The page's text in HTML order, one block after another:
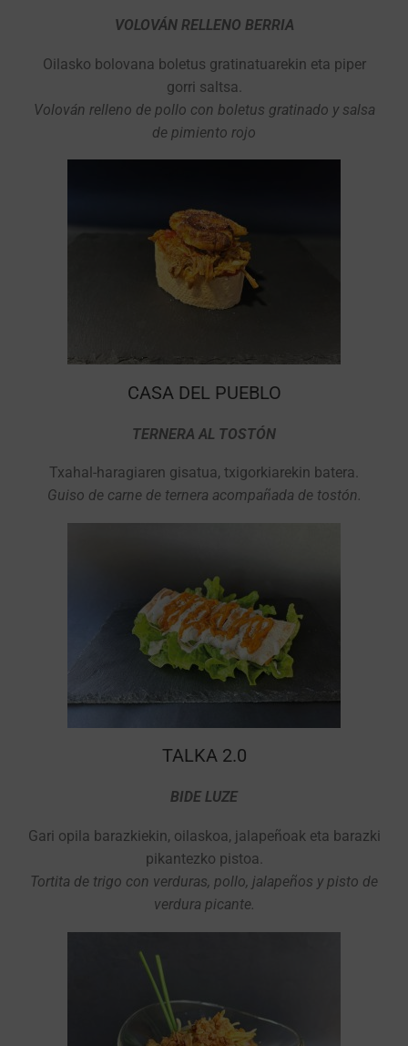
VOLOVÁN RELLENO BERRIA
Oilasko bolovana boletus gratinatuarekin eta piper
gorri saltsa.
Volován relleno de pollo con boletus gratinado y salsa
de pimiento rojo
CASA DEL PUEBLO
TERNERA AL TOSTÓN
Txahal-haragiaren gisatua, txigorkiarekin batera.
Guiso de carne de ternera acompañada de tostón.
TALKA 2.0
BIDE LUZE
Gari opila barazkiekin, oilaskoa, jalapeñoak eta barazki
pikantezko pistoa.
Tortita de trigo con verduras, pollo, jalapeños y pisto de
verdura picante.